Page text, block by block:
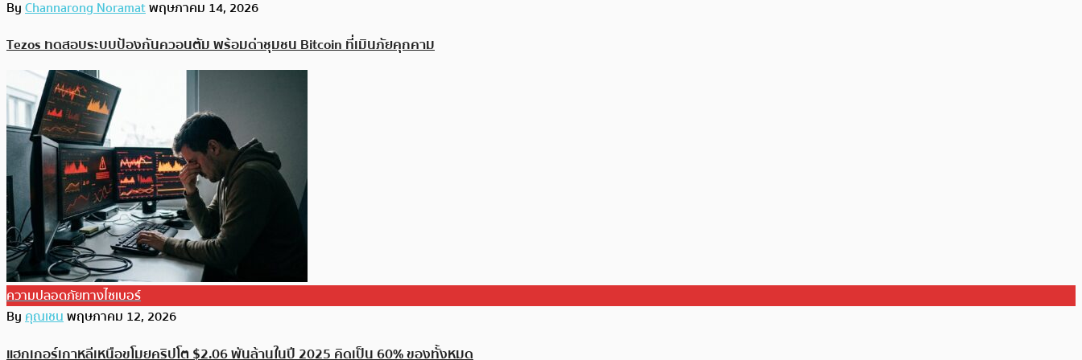
ByChannarong Noramatพฤษภาคม 14, 2026
Tezos ทดสอบระบบป้องกันควอนตัม พร้อมด่าชุมชน Bitcoin ที่เมินภัยคุกคาม
ความปลอดภัยทางไซเบอร์
Byคุณเชนพฤษภาคม 12, 2026
แฮกเกอร์เกาหลีเหนือขโมยคริปโต $2.06 พันล้านในปี 2025 คิดเป็น 60% ของทั้งหมด